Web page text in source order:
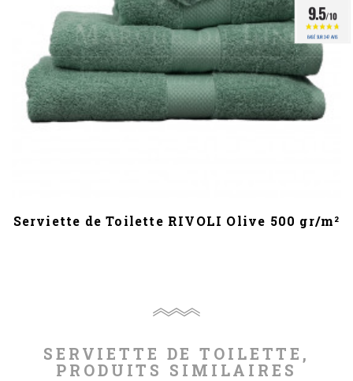
Serviette de Toilette RIVOLI Olive 500 gr/m²
SERVIETTE DE TOILETTE,
PRODUITS SIMILAIRES
9.5/10
BASÉ SUR 347 AVIS